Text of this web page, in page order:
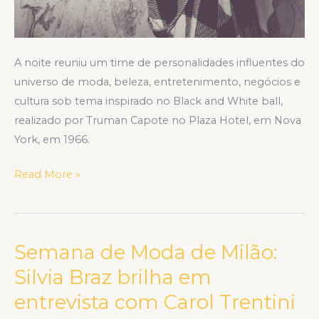
A noite reuniu um time de personalidades influentes do
universo de moda, beleza, entretenimento, negócios e
cultura sob tema inspirado no Black and White ball,
realizado por Truman Capote no Plaza Hotel, em Nova
York, em 1966.
Read More »
Semana de Moda de Milão:
Silvia Braz brilha em
entrevista com Carol Trentini
Semana
de
Moda
de